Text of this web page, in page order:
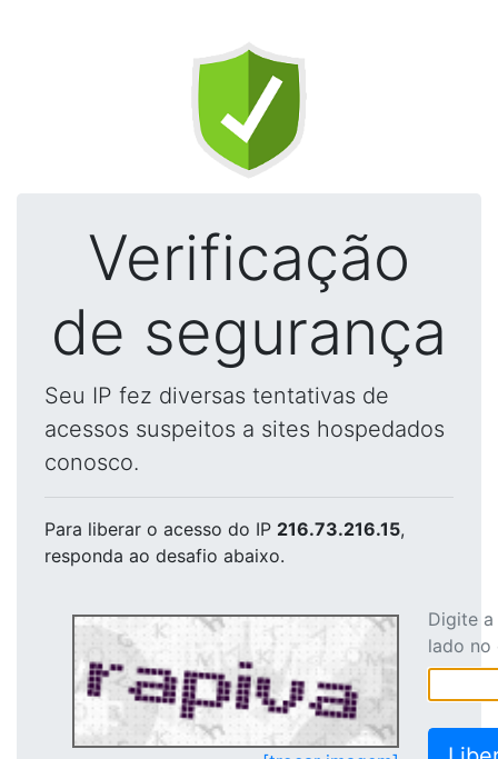
Verificação
de segurança
Seu IP fez diversas tentativas de
acessos suspeitos a sites hospedados
conosco.
Para liberar o acesso do IP 216.73.216.15,
responda ao desafio abaixo.
Digite
lado no